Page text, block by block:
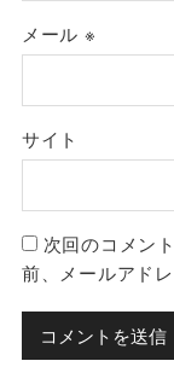
メール ※
サイト
次回のコメン
前、メールアド